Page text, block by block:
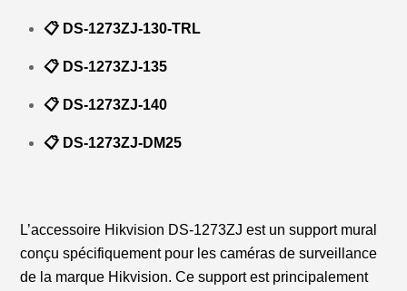
📋 DS-1273ZJ-130-TRL
📋 DS-1273ZJ-135
📋 DS-1273ZJ-140
📋 DS-1273ZJ-DM25
L’accessoire Hikvision DS-1273ZJ est un support mural
conçu spécifiquement pour les caméras de surveillance
de la marque Hikvision. Ce support est principalement